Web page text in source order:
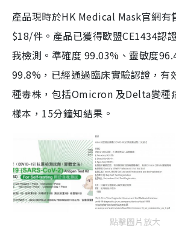
產品現時於HK Medical Mask官網有
$18/件。產品已獲得歐盟CE1434認
我檢測。準確度 99.03%、靈敏度
99.8%，已經通過臨床實驗認證，有
種毒株，包括Omicron 及Delta變種
樣本，15分鐘知結果。
點擊圖片放大